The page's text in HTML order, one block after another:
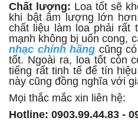
Chất lượng: Loa tốt sẽ
khi bật âm lượng lớn
chất liệu làm loa phải rất
mạnh không bị uốn cong,
nhạc chính hãng cũng
tốt. Ngoài ra, loa tốt còn
tiếng rất tinh tế để tín
này cũng đồng nghĩa với
Mọi thắc mắc xin liên hệ:
Hotline: 0903.99.44.83 -